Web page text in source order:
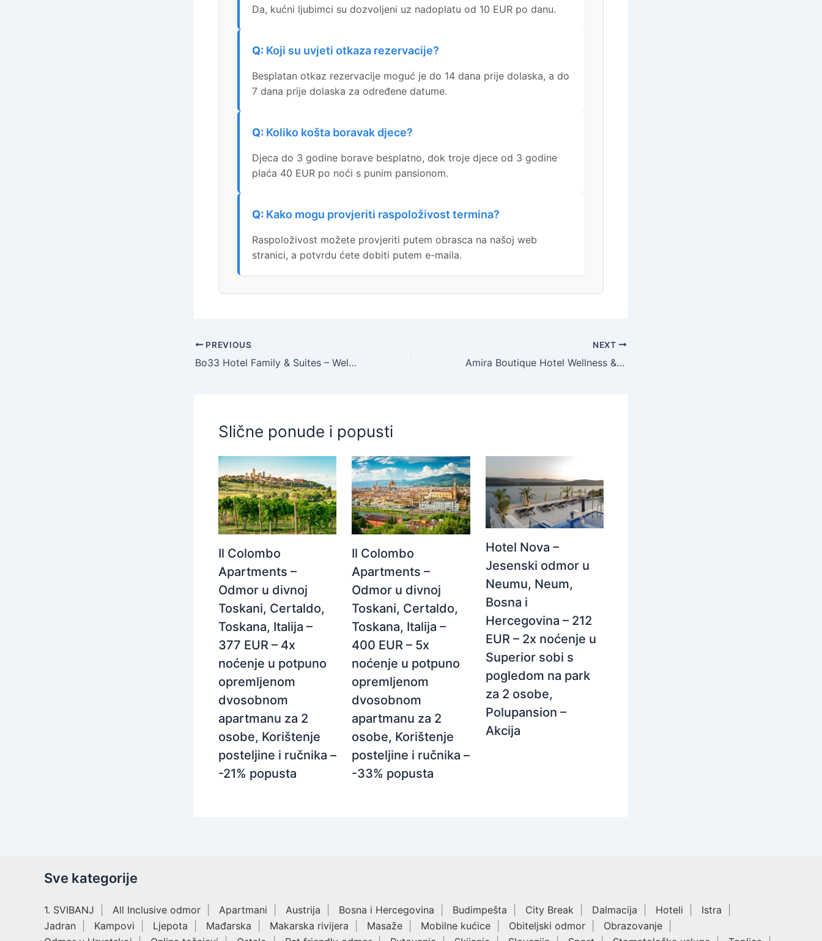
Da, kućni ljubimci su dozvoljeni uz nadoplatu od 10 EUR po danu.
Koji su uvjeti otkaza rezervacije?
Besplatan otkaz rezervacije moguć je do 14 dana prije dolaska, a do
7 dana prije dolaska za određene datume.
Koliko košta boravak djece?
Djeca do 3 godine borave besplatno, dok troje djece od 3 godine
plaća 40 EUR po noći s punim pansionom.
Kako mogu provjeriti raspoloživost termina?
Raspoloživost možete provjeriti putem obrasca na našoj web
stranici, a potvrdu ćete dobiti putem e-maila.
PREVIOUS
Bo33 Hotel Family & Suites – Wellness odmor u Budimpešti, Budimpešta, Mađarska – 266 EUR – 3x noćenje u Superior dvokrevetnoj sobi za 2 osobe (1 dijete do 8 godina besplatno), Bogati doručak i pjenušac – -44% popusta
NEXT
Amira Boutique Hotel Wellness & Spa – Vikend odmor , Hévíz, Mađarska – 359 EUR – 3x noćenje u Standard dvokrevetnoj sobi za 2 osobe, Polupansion – Akcija
Slične ponude i popusti
Il Colombo
Apartments –
Odmor u divnoj
Toskani, Certaldo,
Toskana, Italija –
377 EUR – 4x
noćenje u potpuno
opremljenom
dvosobnom
apartmanu za 2
osobe, Korištenje
posteljine i ručnika –
-21% popusta
Il Colombo
Apartments –
Odmor u divnoj
Toskani, Certaldo,
Toskana, Italija –
400 EUR – 5x
noćenje u potpuno
opremljenom
dvosobnom
apartmanu za 2
osobe, Korištenje
posteljine i ručnika –
-33% popusta
Hotel Nova –
Jesenski odmor u
Neumu, Neum,
Bosna i
Hercegovina – 212
EUR – 2x noćenje u
Superior sobi s
pogledom na park
za 2 osobe,
Polupansion –
Akcija
Sve kategorije
1. SVIBANJ All Inclusive odmor Apartmani Austrija Bosna i Hercegovina Budimpešta City Break Dalmacija Hoteli
Istra
Jadran
Kampovi Ljepota Mađarska Makarska rivijera Masaže Mobilne kućice Obiteljski odmor
Obrazovanje